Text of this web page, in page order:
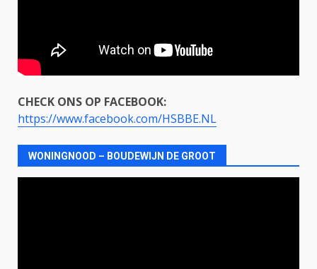
CHECK ONS OP FACEBOOK:
https://www.facebook.com/HSBBE.NL
WONINGNOOD – BOUDEWIJN DE GROOT